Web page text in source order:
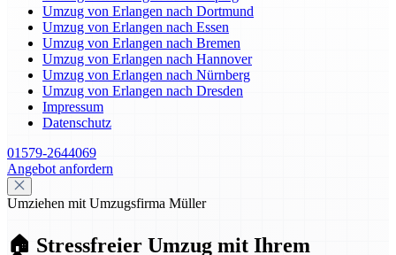
Umzug von Erlangen nach Dortmund
Umzug von Erlangen nach Essen
Umzug von Erlangen nach Bremen
Umzug von Erlangen nach Hannover
Umzug von Erlangen nach Nürnberg
Umzug von Erlangen nach Dresden
Impressum
Datenschutz
01579-2644069
Angebot anfordern
Umziehen mit Umzugsfirma Müller
🏠 Stressfreier Umzug mit Ihrem